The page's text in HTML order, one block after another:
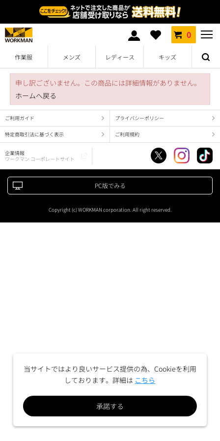
0
作業服 メンズ レディース キッズ
申し訳ございません。この商品には詳細情報がありません。
ホームへ戻る
ご利用ガイド プライバシーポリシー
特定商取引法に基づく表示 ご利用規約
企業情報
ワークマン コーポレートサイト
PC版でみる
Copyright (c) WORKMAN corporation. All right reserved.
当サイトではより良いサービス提供の為、Cookieを利用
しております。詳細は こちら
承諾する